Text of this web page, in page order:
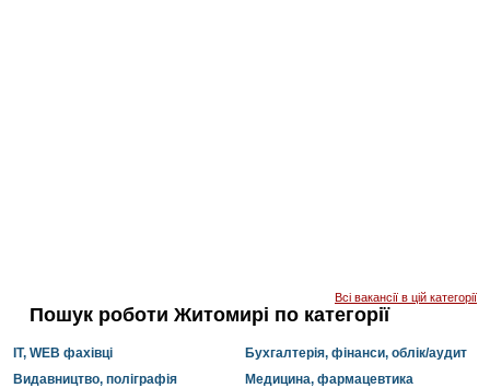
Всі вакансії в цій категорії
Пошук роботи Житомирі по категорії
IT, WEB фахівці
Бухгалтерія, фінанси, облік/аудит
Видавництво, поліграфія
Медицина, фармацевтика